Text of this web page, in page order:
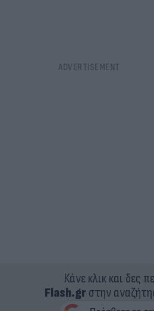
Κάνε κλικ και δες
Flash.grστην